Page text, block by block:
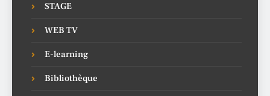
STAGE
WEB TV
E-learning
Bibliothèque